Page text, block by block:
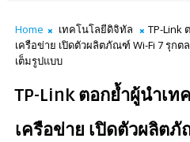
Home เทคโนโลยีดิจิทัล
TP-Link
เครือข่าย เปิดตัวผลิตภัณฑ์ Wi-Fi 7 รุก
เต็มรูปแบบ
TP-Link ตอกย้ำผู้นำเ
เครือข่าย เปิดตัวผลิต